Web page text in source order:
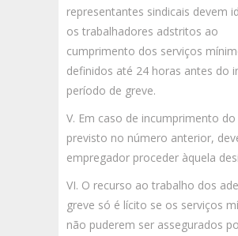
representantes sindicais devem
os trabalhadores adstritos ao
cumprimento dos serviços
definidos até 24 horas antes do
período de greve.
V. Em caso de incumprimento
previsto no número anterior,
empregador proceder àquela
VI. O recurso ao trabalho dos
greve só é lícito se os serviços
não puderem ser assegurados